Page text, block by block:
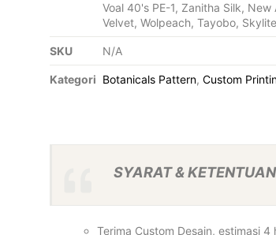
Voal 40's PE-1, Zanitha Silk,
Velvet, Wolpeach, Tayobo,
SKU N/A
Kategori Botanicals Pattern, Custom
SYARAT &
Terima Custom Desain, estimasi